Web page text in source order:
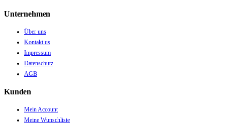
Unternehmen
Über uns
Kontakt us
Impressum
Datenschutz
AGB
Kunden
Mein Account
Meine Wunschliste